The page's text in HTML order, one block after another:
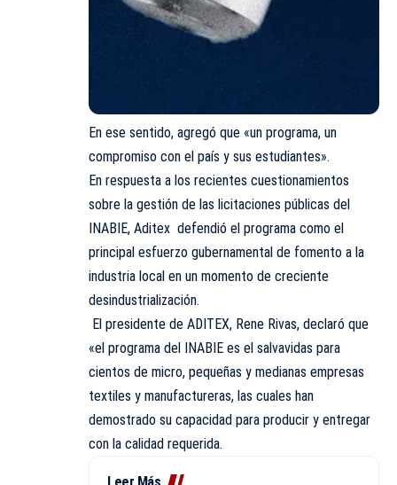
En ese sentido, agregó que «un programa, un
compromiso con el país y sus estudiantes».
En respuesta a los recientes cuestionamientos
sobre la gestión de las licitaciones públicas del
INABIE, Aditex defendió el programa como el
principal esfuerzo gubernamental de fomento a la
industria local en un momento de creciente
desindustrialización.
El presidente de ADITEX, Rene Rivas, declaró que
«el programa del INABIE es el salvavidas para
cientos de micro, pequeñas y medianas empresas
textiles y manufactureras, las cuales han
demostrado su capacidad para producir y entregar
con la calidad requerida.